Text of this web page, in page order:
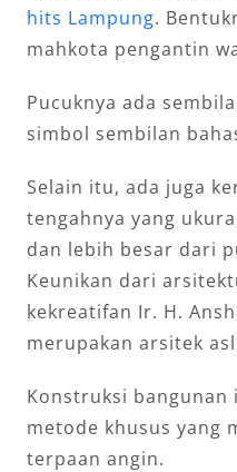
hits Lampung.
mahkota pengantin
Pucuknya ada
simbol sembilan
Selain itu, ada juga
tengahnya yang
dan lebih besar dari
Keunikan dari
kekreatifan Ir. H.
merupakan arsitek
Konstruksi bangunan
metode khusus yang
terpaan angin.